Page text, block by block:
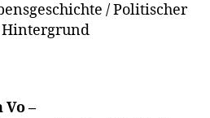
/ Politischer
Vo –